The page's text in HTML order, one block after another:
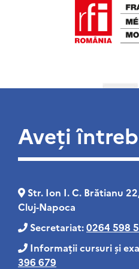
Aveți
Str. Ion I. C. Brătianu
Cluj‑Napoca
Secretariat:0264 598
Informații cursuri și
396 679